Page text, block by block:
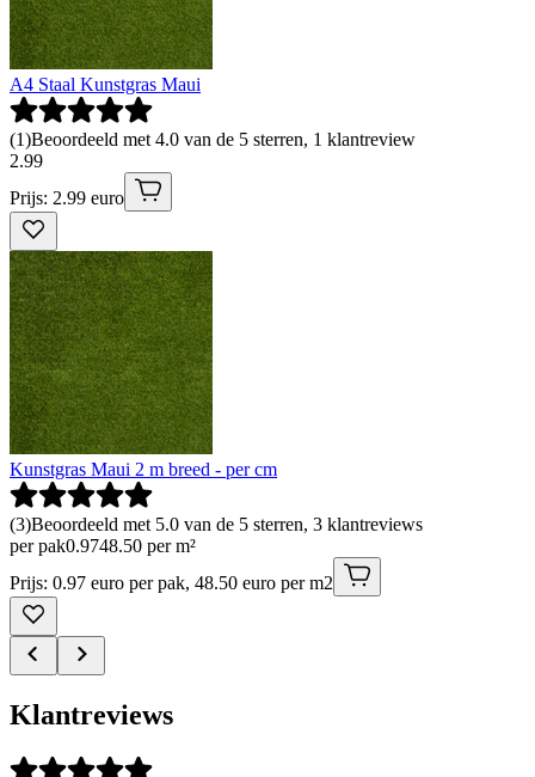
A4 Staal Kunstgras Maui
(1)Beoordeeld met 4.0 van de 5 sterren, 1 klantreview
2.99
Prijs: 2.99 euro
Kunstgras Maui 2 m breed - per cm
(3)Beoordeeld met 5.0 van de 5 sterren, 3 klantreviews
per pak0.9748.50 per m²
Prijs: 0.97 euro per pak, 48.50 euro per m2
Klantreviews